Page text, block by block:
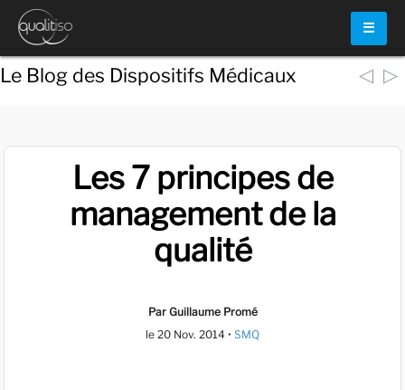
☰
Le Blog des Dispositifs Médicaux ◁ ▷
Les 7 principes de
management de la
qualité
Par Guillaume Promé
le 20 Nov. 2014 • SMQ